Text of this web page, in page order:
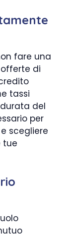
fare una
di
tassi
del
per
scegliere
tue